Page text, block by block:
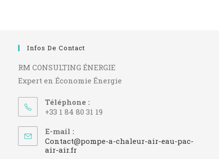
Infos De Contact
RM CONSULTING ÉNERGIE
Expert en Économie Énergie
Téléphone :
+33 1 84 80 31 19
E-mail :
Contact@pompe-a-chaleur-air-eau-pac-
air-air.frS’ouvre